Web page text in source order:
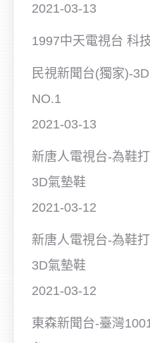
2021-03-13
1997中天電視台 科
民視新聞台(獨家)-
NO.1
2021-03-13
新唐人電視台-為鞋
3D氣墊鞋
2021-03-12
新唐人電視台-為鞋
3D氣墊鞋
2021-03-12
東森新聞台-臺灣